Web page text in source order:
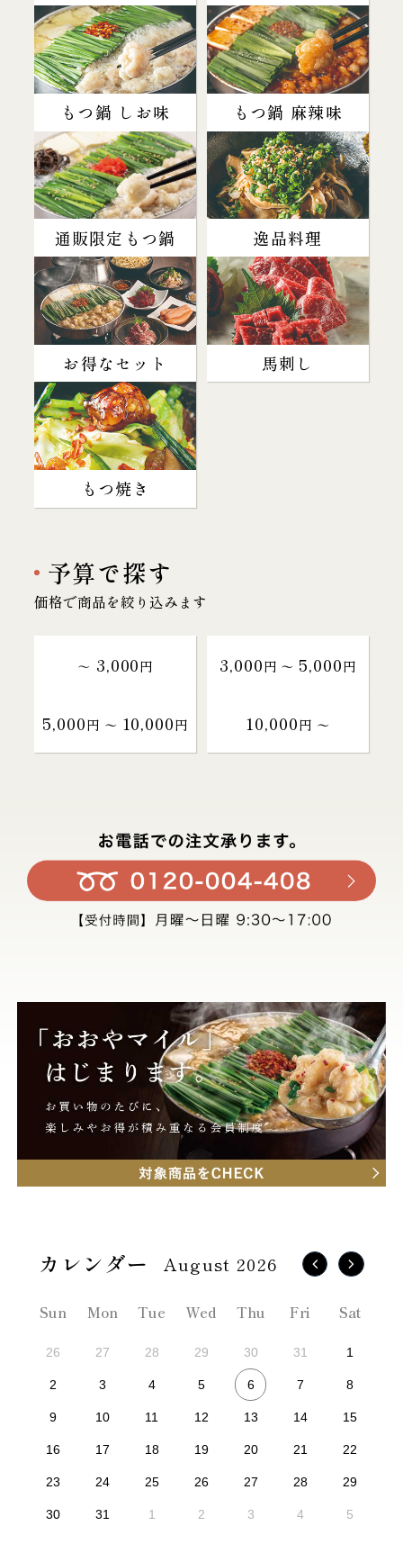
もつ鍋 しお味 もつ鍋 麻辣味
通販限定もつ鍋 逸品料理
お得なセット 馬刺し
もつ焼き
予算で探す
価格で商品を絞り込みます
～ 3,000円 3,000円 〜 5,000円
5,000円 〜 10,000円 10,000円 〜
August 2026
Sun Mon Tue Wed Thu Fri Sat
26 27 28 29 30 31 1
2 3 4 5 6 7 8
9 10 11 12 13 14 15
16 17 18 19 20 21 22
23 24 25 26 27 28 29
30 31 1 2 3 4 5